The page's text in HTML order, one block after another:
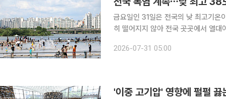
금요일인 31일은 전국의 낮 최고기온
히 떨어지지 않아 전국 곳곳에서 열대야가 이어질 전망이다.
2026-07-31 05:00
'이중 고기압' 영향에 펄펄